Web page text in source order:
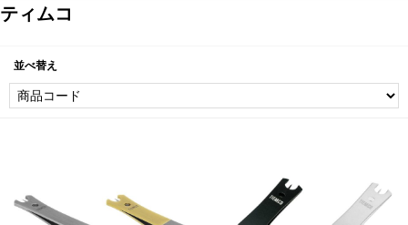
ティムコ
並べ替え